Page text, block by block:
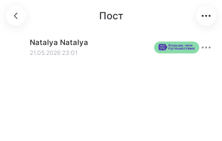
Пост
Natalya Natalya
21.05.2026 23:01